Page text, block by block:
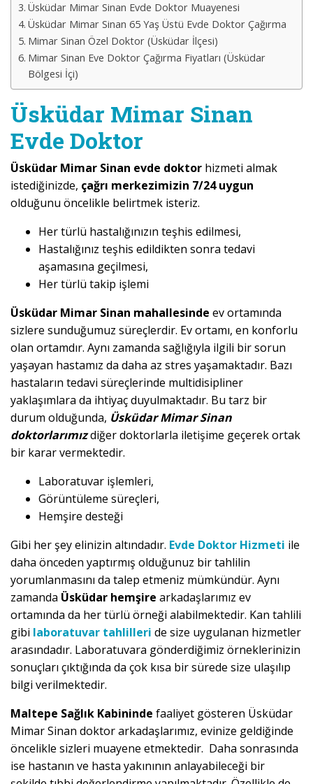
Üsküdar Mimar Sinan Evde Doktor Muayenesi
Üsküdar Mimar Sinan 65 Yaş Üstü Evde Doktor Çağırma
Mimar Sinan Özel Doktor (Üsküdar İlçesi)
Mimar Sinan Eve Doktor Çağırma Fiyatları (Üsküdar
Bölgesi İçi)
Üsküdar Mimar Sinan
Evde Doktor
Üsküdar Mimar Sinan evde doktor hizmeti almak
istediğinizde, çağrı merkezimizin 7/24 uygun
olduğunu öncelikle belirtmek isteriz.
Her türlü hastalığınızın teşhis edilmesi,
Hastalığınız teşhis edildikten sonra tedavi
aşamasına geçilmesi,
Her türlü takip işlemi
Üsküdar Mimar Sinan mahallesinde ev ortamında
sizlere sunduğumuz süreçlerdir. Ev ortamı, en konforlu
olan ortamdır. Aynı zamanda sağlığıyla ilgili bir sorun
yaşayan hastamız da daha az stres yaşamaktadır. Bazı
hastaların tedavi süreçlerinde multidisipliner
yaklaşımlara da ihtiyaç duyulmaktadır. Bu tarz bir
durum olduğunda, Üsküdar Mimar Sinan
doktorlarımızdiğer doktorlarla iletişime geçerek ortak
bir karar vermektedir.
Laboratuvar işlemleri,
Görüntüleme süreçleri,
Hemşire desteği
Gibi her şey elinizin altındadır. Evde Doktor Hizmeti ile
daha önceden yaptırmış olduğunuz bir tahlilin
yorumlanmasını da talep etmeniz mümkündür. Aynı
zamanda Üsküdar hemşire arkadaşlarımız ev
ortamında da her türlü örneği alabilmektedir. Kan tahlili
gibi laboratuvar tahlilleri de size uygulanan hizmetler
arasındadır. Laboratuvara gönderdiğimiz örneklerinizin
sonuçları çıktığında da çok kısa bir sürede size ulaşılıp
bilgi verilmektedir.
Maltepe Sağlık Kabininde faaliyet gösteren Üsküdar
Mimar Sinan doktor arkadaşlarımız, evinize geldiğinde
öncelikle sizleri muayene etmektedir. Daha sonrasında
ise hastanın ve hasta yakınının anlayabileceği bir